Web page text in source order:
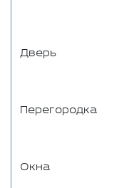
Дверь
Перегородка
Окна